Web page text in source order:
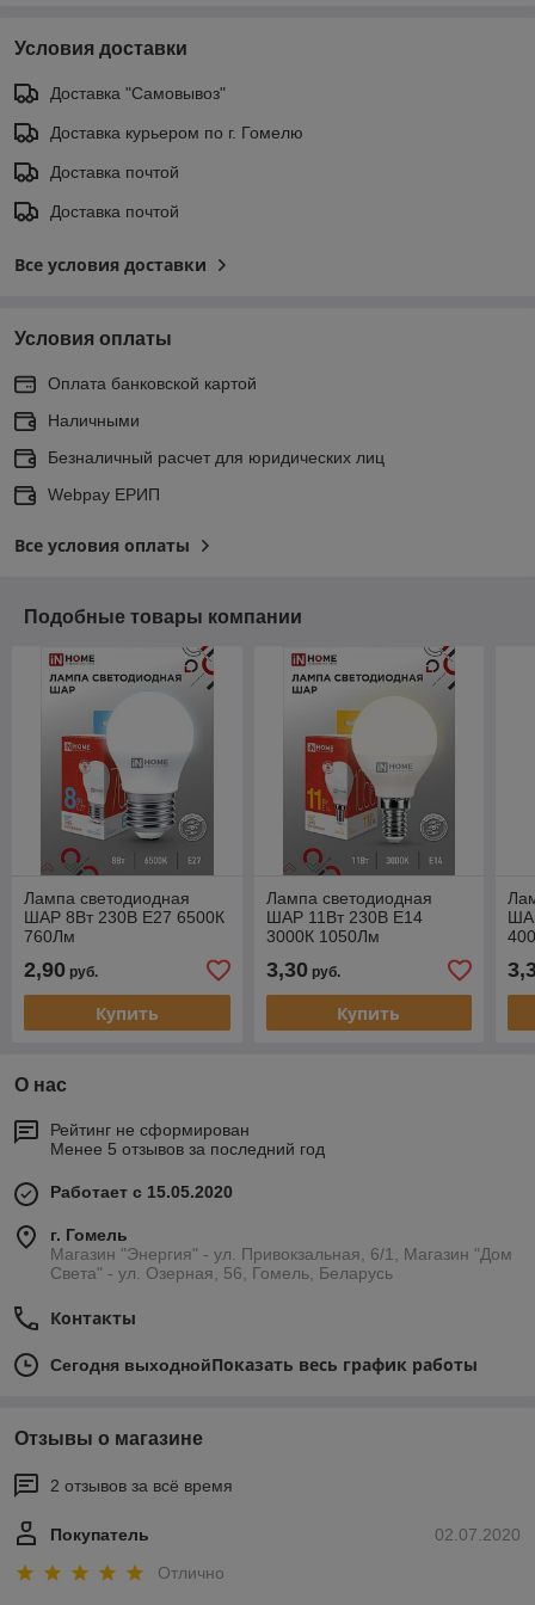
Условия доставки
Доставка "Самовывоз"
Доставка курьером по г. Гомелю
Доставка почтой
Доставка почтой
Все условия доставки
Условия оплаты
Оплата банковской картой
Наличными
Безналичный расчет для юридических лиц
Webpay ЕРИП
Все условия оплаты
Подобные товары компании
Лампа светодиодная
ШАР 8Вт 230В Е27 6500К
760Лм
2,90 руб.
Купить
Лампа светодиодная
ШАР 11Вт 230В Е14
3000К 1050Лм
3,30руб.
Купить
О нас
Рейтинг не сформирован
Менее 5 отзывов за последний год
Работает с 15.05.2020
г. Гомель
Магазин "Энергия" - ул. Привокзальная, 6/1, Магазин "Дом
Света" - ул. Озерная, 56, Гомель, Беларусь
Контакты
Сегодня выходнойПоказать весь график работы
Отзывы о магазине
2 отзывов за всё время
02.07.2020
Покупатель
Отлично